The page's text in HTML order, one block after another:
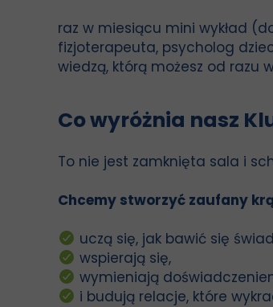
raz w miesiącu mini wykład
fizjoterapeuta, psycholog
wiedzą, którą możesz od razu
Co wyróżnia nasz
To nie jest zamknięta sala i
Chcemy stworzyć zaufany
uczą się, jak bawić się
wspierają się,
wymieniają
i budują relacje, które